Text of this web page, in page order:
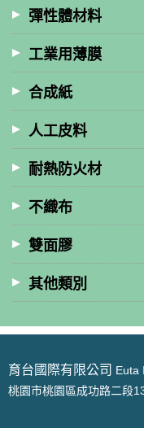
彈性體材料
工業用薄膜
合成紙
人工皮料
耐熱防火材
不織布
雙面膠
其他類別
育台國際有限公司 Euta
桃園市桃園區成功路二段